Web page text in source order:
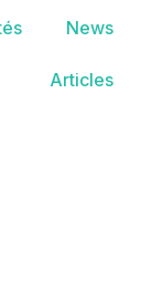
News
Articles